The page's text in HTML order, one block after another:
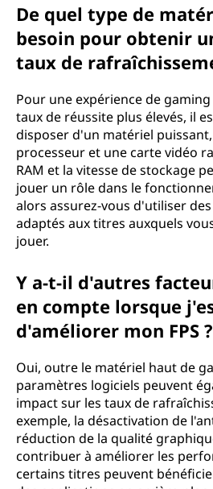
De quel type de
besoin pour obtenir
taux de
Pour une expérience de
taux de réussite plus élevés, il
disposer d'un matériel
processeur et une carte vidéo
RAM et la vitesse de stockage
jouer un rôle dans le
alors assurez-vous d'utiliser
adaptés aux titres auxquels
jouer.
Y a-t-il d'autres
en compte lorsque
d'améliorer mon
Oui, outre le matériel haut de
paramètres logiciels peuvent
impact sur les taux de
exemple, la désactivation de
réduction de la qualité
contribuer à améliorer les
certains titres peuvent